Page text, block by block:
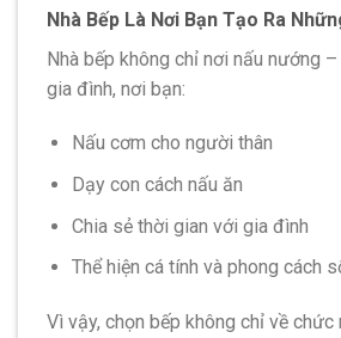
Nhà Bếp Là Nơi Bạn Tạo Ra
Nhà bếp không chỉ nơi nấu nướng
gia đình, nơi bạn:
Nấu cơm cho người thân
Dạy con cách nấu ăn
Chia sẻ thời gian với gia đình
Thể hiện cá tính và phong cách
Vì vậy, chọn bếp không chỉ về chức